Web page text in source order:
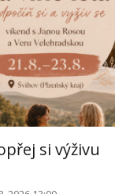
si výživu